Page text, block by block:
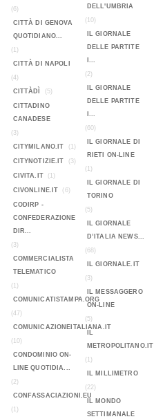
(6)
CITTÀ DI GENOVA
QUOTIDIANO...
(1)
CITTÀ DI NAPOLI
(4)
CITTÀDÌ
(5)
CITTADINO
CANADESE
(3)
CITYMILANO.IT
(1)
CITYNOTIZIE.IT (3)
CIVITA.IT (1)
CIVONLINE.IT (6)
CODIRP -
CONFEDERAZIONE
DIR...
(3)
COMMERCIALISTA
TELEMATICO
(1)
COMUNICATISTAMPA.ORG
(47)
COMUNICAZIONEITALIANA.IT
(10)
CONDOMINIO ON-
LINE QUOTIDIA...
(2)
CONFASSACIAZIONI.EU
(1)
DELL'UMBRIA
(10)
IL GIORNALE
DELLE PARTITE
I...
(2)
IL GIORNALE
DELLE PARTITE
I...
(60)
IL GIORNALE DI
RIETI ON-LINE
(1)
IL GIORNALE DI
TORINO
(5)
IL GIORNALE
D’ITALIA NEWS...
(68)
IL GIORNALE.IT
(3)
IL MESSAGGERO
ON-LINE
(5)
IL
METROPOLITANO.IT
(1)
IL MILLIMETRO
(22)
IL MONDO
SETTIMANALE